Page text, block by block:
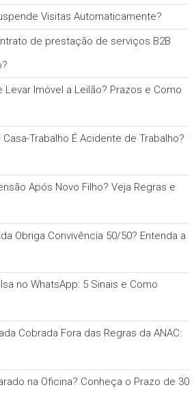
Visitas Automaticamente?
de prestação de serviços B2B
Levar Imóvel a Leilão? Prazos e Como
Trabalho É Acidente de Trabalho?
Após Novo Filho? Veja Regras e
Obriga Convivência 50/50? Entenda a
no WhatsApp: 5 Sinais e Como
Cobrada Fora das Regras da ANAC:
na Oficina? Conheça o Prazo de 30